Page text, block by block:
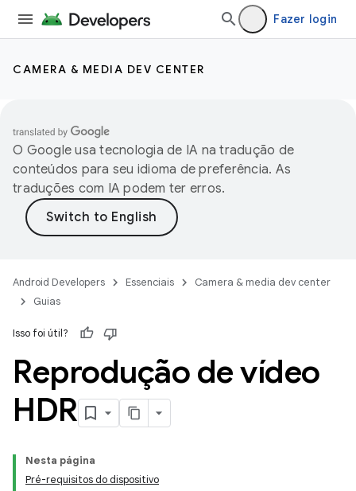
Fazer login
CAMERA & MEDIA DEV CENTER
O Google usa tecnologia de IA na tradução de
conteúdos para seu idioma de preferência. As
traduções com IA podem ter erros.
Android Developers Essenciais
Camera & media dev center
Guias
Isso foi útil?
Reprodução de vídeo
HDR
Nesta página
Pré-requisitos do dispositivo